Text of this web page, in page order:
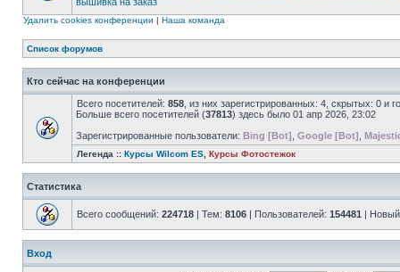
Удалить cookies конференции | Наша команда
Список форумов
Кто сейчас на конференции
Всего посетителей: 858 , из них зарегистрированных: 4, скрытых: 0 и
Больше всего посетителей (37813) здесь было 01 апр 2026, 23:02
Зарегистрированные пользователи: Bing [Bot] Google [Bot]
Легенда :: Курсы Wilcom ES Курсы Фотостежок
Статистика
Всего сообщений: 224718 | Тем: 8106 | Пользователей: 154481 |
Вход